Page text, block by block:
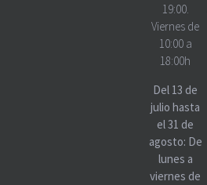
19:00.
Viernes de
10:00 a
18:00h
Del 13 de
julio hasta
el 31 de
agosto: De
lunes a
viernes de